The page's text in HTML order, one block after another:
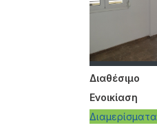
Διαθέσιμο
Ενοικίαση
Διαμερίσματα